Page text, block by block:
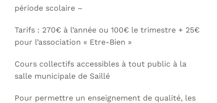
période scolaire –
Tarifs : 270€ à l’année ou 100€ le trimestre + 25€
pour l’association « Etre-Bien »
Cours collectifs accessibles à tout public à la
salle municipale de Saillé
Pour permettre un enseignement de qualité, les